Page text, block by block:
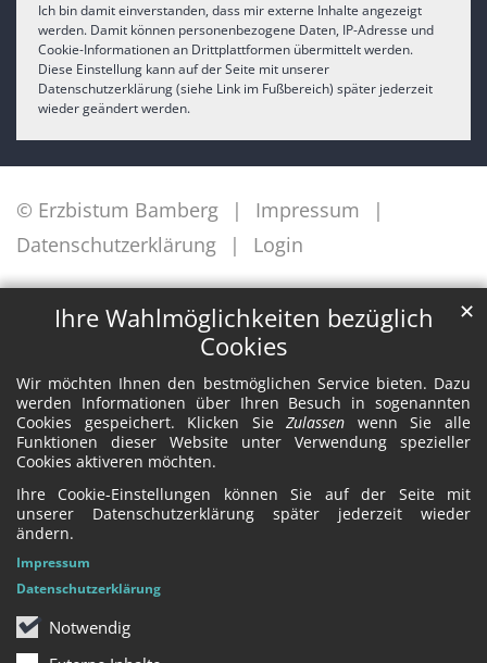
Ihre Wahlmöglichkeiten bezüglich
Cookies
Wir möchten Ihnen den bestmöglichen Service bieten. Dazu
werden Informationen über Ihren Besuch in sogenannten
Cookies gespeichert. Klicken SieZulassen wenn Sie alle
Funktionen dieser Website unter Verwendung spezieller
Cookies aktiveren möchten.
Ihre Cookie-Einstellungen können Sie auf der Seite mit
unserer Datenschutzerklärung später jederzeit wieder
ändern.
Notwendig
✕
Impressum
Datenschutzerklärung
Ich bin damit einverstanden, dass mir externe Inhalte angezeigt
werden. Damit können personenbezogene Daten, IP-Adresse und
Cookie-Informationen an Drittplattformen übermittelt werden.
Diese Einstellung kann auf der Seite mit unserer
Datenschutzerklärung (siehe Link im Fußbereich) später jederzeit
wieder geändert werden.
© Erzbistum Bamberg
Impressum
Datenschutzerklärung
Login